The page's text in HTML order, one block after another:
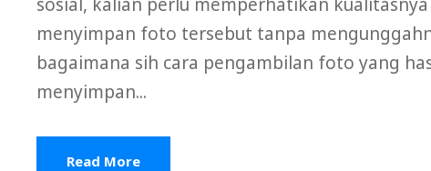
menyimpan foto tersebut tanpa
bagaimana sih cara pengambilan foto yang
menyimpan...
Read More